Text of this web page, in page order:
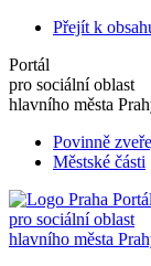
Přejít k
Portál
pro sociální oblast
hlavního města
Povinně
Městské části
Portál
pro sociální oblast
hlavního města